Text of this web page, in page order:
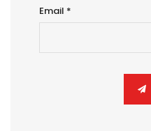
Email *